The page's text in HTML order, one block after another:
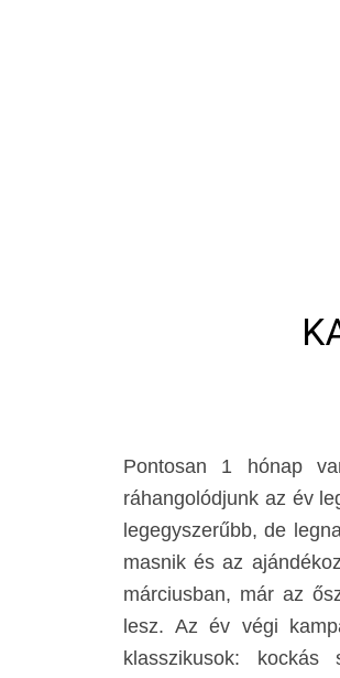
Pontosan 1 hónap
ráhangolódjunk az év
legegyszerűbb, de
masnik és az
márciusban, már az
lesz. Az év végi
klasszikusok: kockás